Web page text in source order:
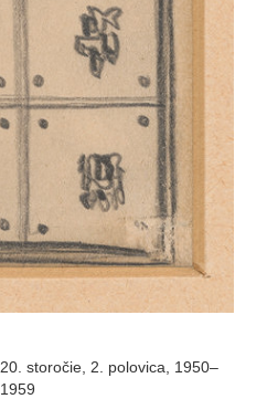
20. storočie, 2. polovica, 1950–
1959